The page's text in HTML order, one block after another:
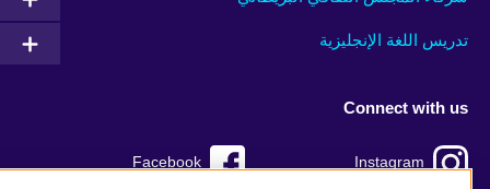
تدريس اللغة الإنجليزية
Connect with us
Facebook Instagram